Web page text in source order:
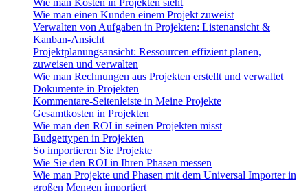
Wie man einen Kunden einem Projekt zuweist
Verwalten von Aufgaben in Projekten: Listenansicht &
Kanban-Ansicht
Projektplanungsansicht: Ressourcen effizient planen,
zuweisen und verwalten
Wie man Rechnungen aus Projekten erstellt und verwaltet
Dokumente in Projekten
Kommentare-Seitenleiste in Meine Projekte
Gesamtkosten in Projekten
Wie man den ROI in seinen Projekten misst
Budgettypen in Projekten
So importieren Sie Projekte
Wie Sie den ROI in Ihren Phasen messen
Wie man Projekte und Phasen mit dem Universal Importer in
großen Mengen importiert